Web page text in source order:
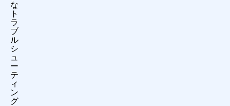
な
ト
ラ
ブ
ル
シ
ュ
ー
テ
ィ
ン
グ